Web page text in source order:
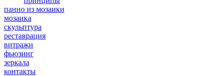
панно из мозаики
мозаика
скульптура
реставрация
витражи
фьюзинг
зеркала
контакты